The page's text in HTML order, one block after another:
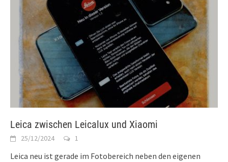
Leica zwischen Leicalux und Xiaomi
25/12/2024 1
Leica neu ist gerade im Fotobereich neben den eigenen